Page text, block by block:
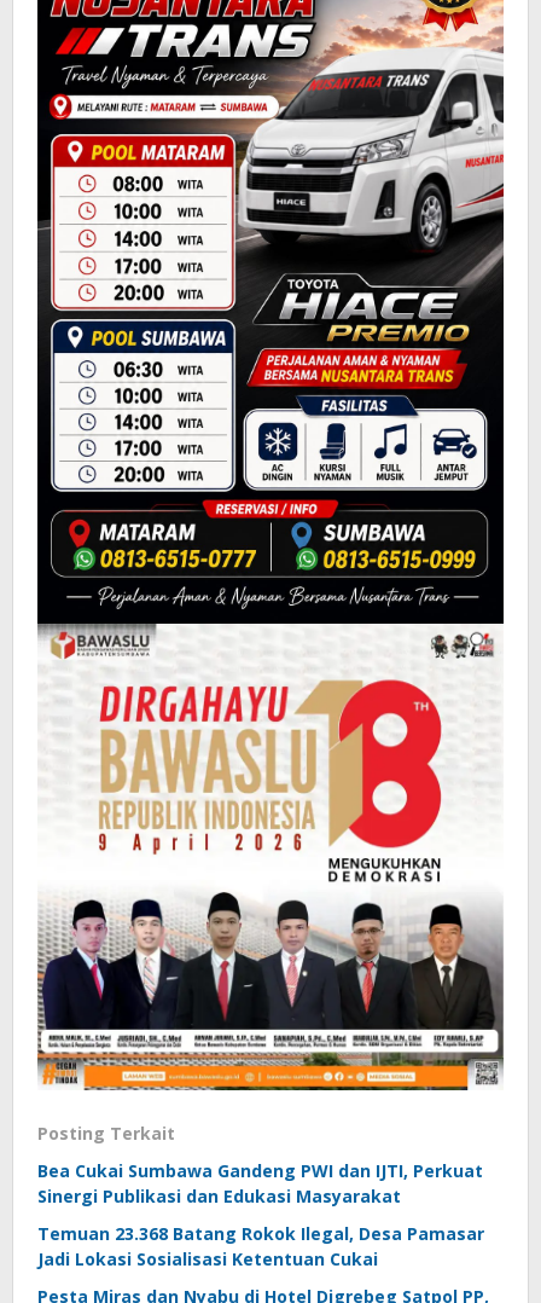
Posting Terkait
Bea Cukai Sumbawa Gandeng PWI dan IJTI, Perkuat
Sinergi Publikasi dan Edukasi Masyarakat
Temuan 23.368 Batang Rokok Ilegal, Desa Pamasar
Jadi Lokasi Sosialisasi Ketentuan Cukai
Pesta Miras dan Nyabu di Hotel Digrebeg Satpol PP,